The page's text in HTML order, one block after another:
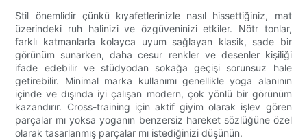
Stil önemlidir çünkü kıyafetlerinizle nasıl hissettiğiniz, mat
üzerindeki ruh halinizi ve özgüveninizi etkiler. Nötr tonlar,
farklı katmanlarla kolayca uyum sağlayan klasik, sade bir
görünüm sunarken, daha cesur renkler ve desenler kişiliği
ifade edebilir ve stüdyodan sokağa geçişi sorunsuz hale
getirebilir. Minimal marka kullanımı genellikle yoga alanının
içinde ve dışında iyi çalışan modern, çok yönlü bir görünüm
kazandırır. Cross-training için aktif giyim olarak işlev gören
parçalar mı yoksa yoganın benzersiz hareket sözlüğüne özel
olarak tasarlanmış parçalar mı istediğinizi düşünün.